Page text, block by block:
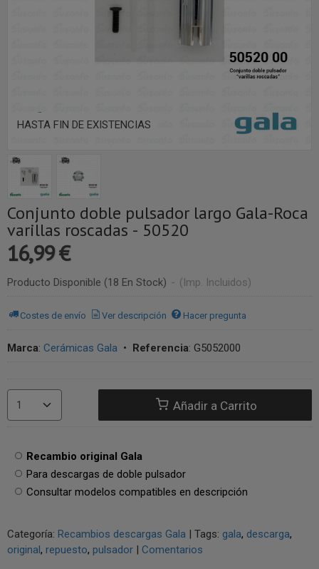
HASTA FIN DE EXISTENCIAS
Conjunto doble pulsador largo Gala-Roca
varillas roscadas - 50520
16,99 €
Producto Disponible (18 En Stock) - (Imp. Incluidos)
Costes de envío Ver descripción Hacer pregunta
Marca: Cerámicas Gala • Referencia: G5052000
Añadir a Carrito
Recambio original Gala
Para descargas de doble pulsador
Consultar modelos compatibles en descripción
Categoría: Recambios descargas Gala | Tags: gala descarga
original repuesto pulsador | Comentarios